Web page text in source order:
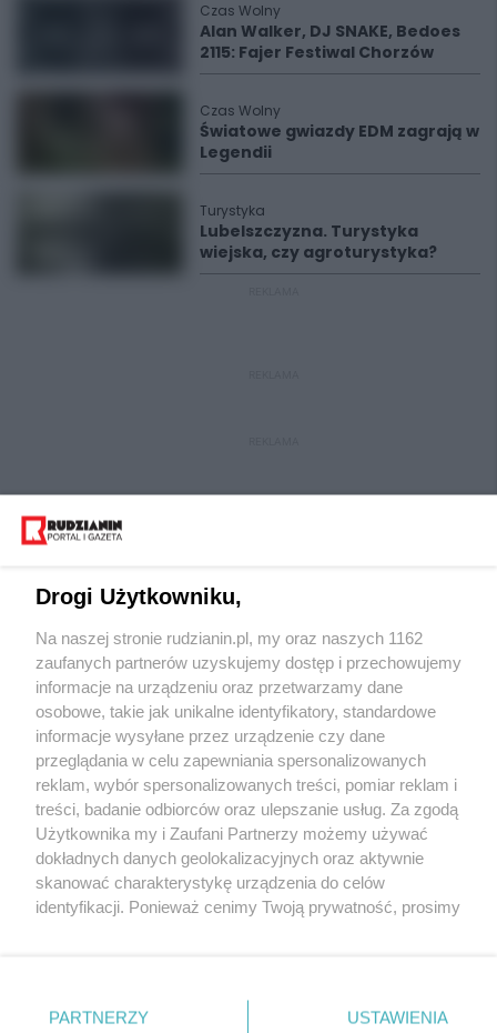
Czas Wolny
Alan Walker, DJ SNAKE, Bedoes
2115: Fajer Festiwal Chorzów
Czas Wolny
Światowe gwiazdy EDM zagrają w
Legendii
Turystyka
Lubelszczyzna. Turystyka
wiejska, czy agroturystyka?
Wydawca mediów lokalnych
Nie zapomnij
zapoznać się z:
polityką prywatności regulamin korzystania z portali
Twojemiasto
Piekary Śląskie
Chorzów
Tarnowskie Góry
Gliwice
Skontakuj sięz nami
Kontakt
Wydawca
Redakcja
Drogi Użytkowniku,
Na naszej stronie rudzianin.pl, my oraz naszych 1162
zaufanych partnerów uzyskujemy dostęp i przechowujemy
informacje na urządzeniu oraz przetwarzamy dane
osobowe, takie jak unikalne identyfikatory, standardowe
informacje wysyłane przez urządzenie czy dane
przeglądania w celu zapewniania spersonalizowanych
reklam, wybór spersonalizowanych treści, pomiar reklam i
treści, badanie odbiorców oraz ulepszanie usług. Za zgodą
Użytkownika my i Zaufani Partnerzy możemy używać
dokładnych danych geolokalizacyjnych oraz aktywnie
skanować charakterystykę urządzenia do celów
identyfikacji. Ponieważ cenimy Twoją prywatność, prosimy
prywatności znajdujący się w lewym dolnym rogu strony
PARTNERZY USTAWIENIA